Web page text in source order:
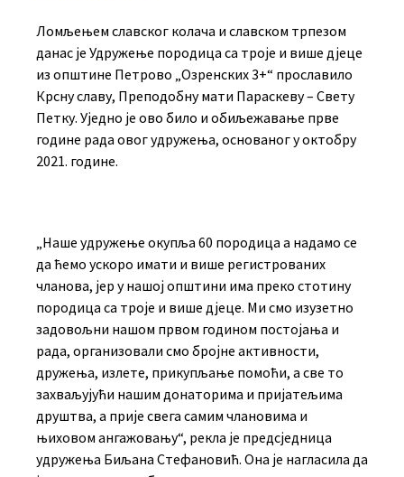
Ломљењем славског колача и славском трпезом
данас је Удружење породица са троје и више дјеце
из општине Петрово „Озренских 3+“ прославило
Крсну славу, Преподобну мати Параскеву – Свету
Петку. Уједно је ово било и обиљежавање прве
године рада овог удружења, основаног у октобру
2021. године.
„Наше удружење окупља 60 породица а надамо се
да ћемо ускоро имати и више регистрованих
чланова, јер у нашој општини има преко стотину
породица са троје и више дјеце. Ми смо изузетно
задовољни нашом првом годином постојања и
рада, организовали смо бројне активности,
дружења, излете, прикупљање помоћи, а све то
захваљујући нашим донаторима и пријатељима
друштва, а прије свега самим члановима и
њиховом ангажовању“, рекла је предсједница
удружења Биљана Стефановић. Она је нагласила да